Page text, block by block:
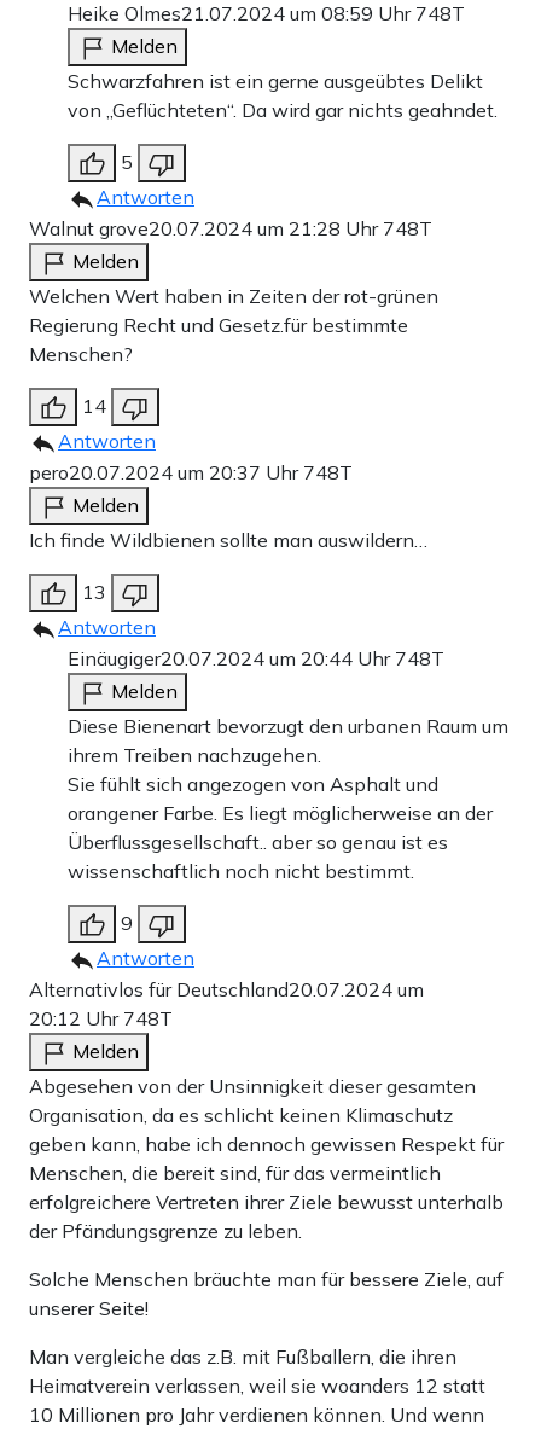
Heike Olmes21.07.2024 um 08:59 Uhr 748T
Melden
Schwarzfahren ist ein gerne ausgeübtes Delikt
von „Geflüchteten“. Da wird gar nichts geahndet.
5
Antworten
Walnut grove20.07.2024 um 21:28 Uhr 748T
Melden
Welchen Wert haben in Zeiten der rot-grünen
Regierung Recht und Gesetz.für bestimmte
Menschen?
14
Antworten
pero20.07.2024 um 20:37 Uhr 748T
Melden
Ich finde Wildbienen sollte man auswildern…
13
Antworten
Einäugiger20.07.2024 um 20:44 Uhr 748T
Melden
Diese Bienenart bevorzugt den urbanen Raum um
ihrem Treiben nachzugehen.
Sie fühlt sich angezogen von Asphalt und
orangener Farbe. Es liegt möglicherweise an der
Überflussgesellschaft.. aber so genau ist es
wissenschaftlich noch nicht bestimmt.
9
Antworten
Alternativlos für Deutschland20.07.2024 um
20:12 Uhr 748T
Melden
Abgesehen von der Unsinnigkeit dieser gesamten
Organisation, da es schlicht keinen Klimaschutz
geben kann, habe ich dennoch gewissen Respekt für
Menschen, die bereit sind, für das vermeintlich
erfolgreichere Vertreten ihrer Ziele bewusst unterhalb
der Pfändungsgrenze zu leben.
Solche Menschen bräuchte man für bessere Ziele, auf
unserer Seite!
Man vergleiche das z.B. mit Fußballern, die ihren
Heimatverein verlassen, weil sie woanders 12 statt
10 Millionen pro Jahr verdienen können. Und wenn